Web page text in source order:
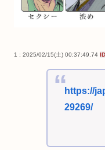
1 : 2025/02/15(土) 00:37:49.74
https://
29269/